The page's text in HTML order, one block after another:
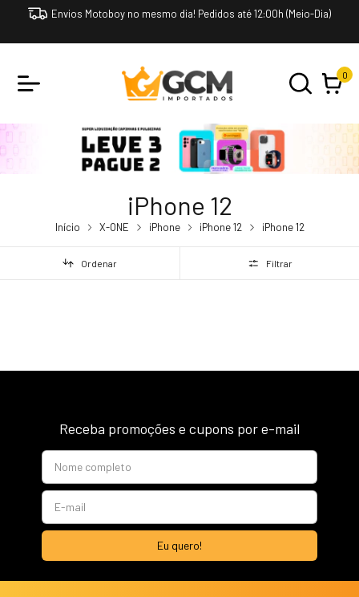
Envios Motoboy no mesmo dia! Pedidos até 12:00h (Meio-Dia)
0
iPhone 12
Início X-ONE iPhone iPhone 12 iPhone 12
Ordenar Filtrar
Receba promoções e cupons por e-mail